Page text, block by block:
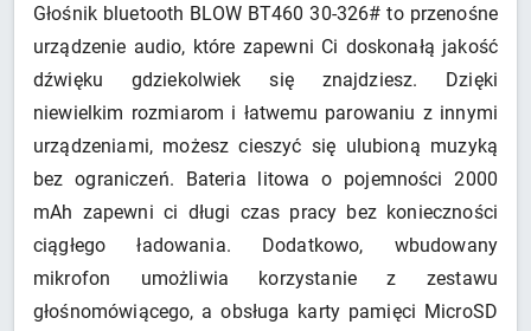
Głośnik bluetooth BLOW BT460 30-326# to przenośne
urządzenie audio, które zapewni Ci doskonałą jakość
dźwięku gdziekolwiek się znajdziesz. Dzięki
niewielkim rozmiarom i łatwemu parowaniu z innymi
urządzeniami, możesz cieszyć się ulubioną muzyką
bez ograniczeń. Bateria litowa o pojemności 2000
mAh zapewni ci długi czas pracy bez konieczności
ciągłego ładowania. Dodatkowo, wbudowany
mikrofon umożliwia korzystanie z zestawu
głośnomówiącego, a obsługa karty pamięci MicroSD